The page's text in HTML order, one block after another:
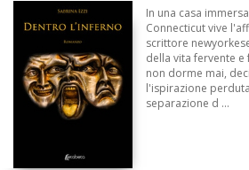
In una casa
Connecticut vive
scrittore
della vita fervente
non dorme mai,
l'ispirazione
separazione d ...